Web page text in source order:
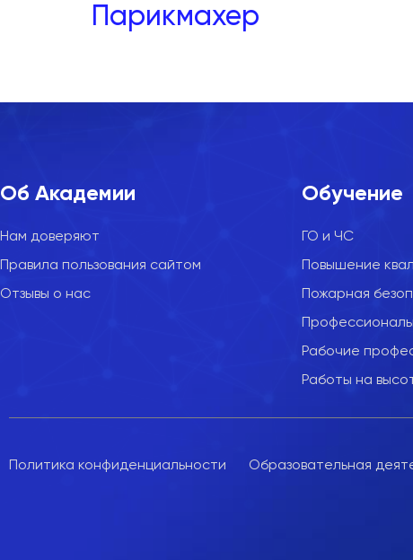
Парикмахер
Об Академии
Нам доверяют
Правила пользования сайтом
Отзывы о нас
Обучение
ГО и ЧС
Повышение
Пожарная
Рабочие
Работы на
Политика конфиденциальности Образовательная